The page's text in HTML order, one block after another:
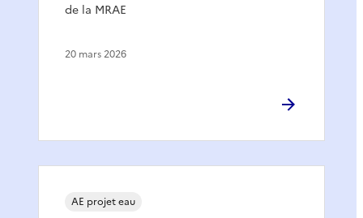
de la MRAE
20 mars 2026
AE projet eau